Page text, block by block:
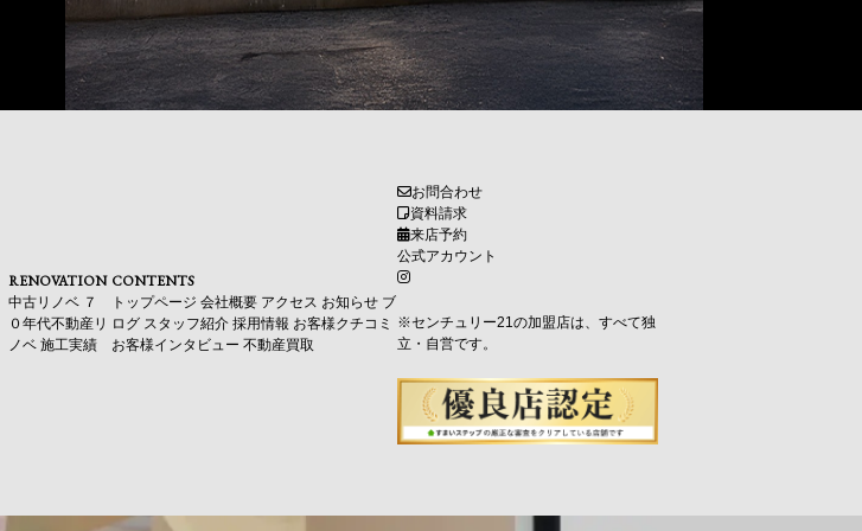
RENOVATION
中古リノベ ７
０年代不動産リ
ノベ 施工実績
CONTENTS
トップページ 会社概要 アクセス お知らせ ブ
ログ スタッフ紹介 採用情報 お客様クチコミ
お客様インタビュー 不動産買取
お問合わせ
資料請求
来店予約
公式アカウント
※センチュリー21の加盟店は、すべて独
立・自営です。